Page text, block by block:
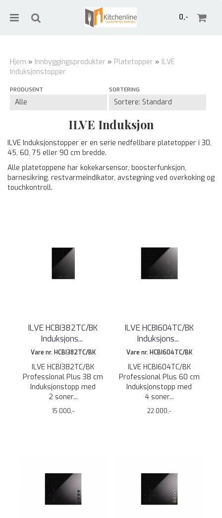
0,-
Hjem » Innbyggingsprodukter » Platetopper » ILVE
Induksjonstopper
PRODUSENT SORTERING
ILVE Induksjon
ILVE Induksjonstopper er en serie nedfellbare platetopper i 30,
45, 60, 75 eller 90 cm bredde.
Alle platetoppene har kokekarsensor, boosterfunksjon,
barnesikring, restvarmeindikator, avstegning ved overkoking og
touchkontroll.
ILVE HCBI382TC/BK
Induksjons...
Vare nr. HCBI382TC/BK
ILVE HCBI382TC/BK
Professional Plus 38 cm
Induksjonstopp med
2 soner...
15.000,-
ILVE HCBI604TC/BK
Induksjons...
Vare nr. HCBI604TC/BK
ILVE HCBI604TC/BK
Professional Plus 60 cm
Induksjonstopp med
4 soner...
22.000,-